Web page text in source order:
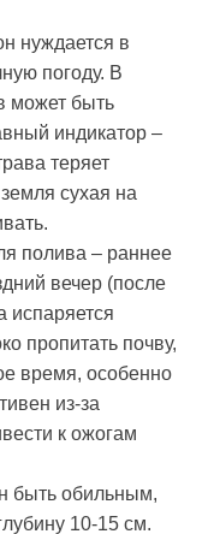
нуждается в
погоду. В
может быть
индикатор –
теряет
сухая на
полива – раннее
вечер (после
испаряется
пропитать почву,
время, особенно
из-за
к ожогам
быть обильным,
10-15 см.